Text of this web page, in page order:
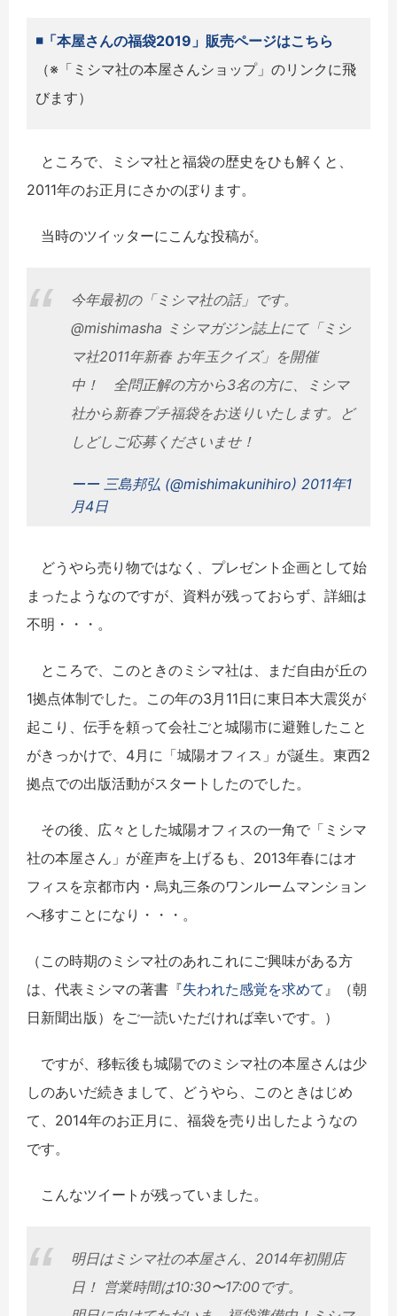
◾️「本屋さんの福袋2019」販売ページはこちら
（※「ミシマ社の本屋さんショップ」のリンクに飛
びます）
ところで、ミシマ社と福袋の歴史をひも解くと、
2011年のお正月にさかのぼります。
当時のツイッターにこんな投稿が。
今年最初の「ミシマ社の話」です。
@mishimasha ミシマガジン誌上にて「ミシ
マ社2011年新春 お年玉クイズ」を開催
中！ 全問正解の方から3名の方に、ミシマ
社から新春プチ福袋をお送りいたします。ど
しどしご応募くださいませ！
ーー 三島邦弘 (@mishimakunihiro) 2011年1
月4日
どうやら売り物ではなく、プレゼント企画として始
まったようなのですが、資料が残っておらず、詳細は
不明・・・。
ところで、このときのミシマ社は、まだ自由が丘の
1拠点体制でした。この年の3月11日に東日本大震災が
起こり、伝手を頼って会社ごと城陽市に避難したこと
がきっかけで、4月に「城陽オフィス」が誕生。東西2
拠点での出版活動がスタートしたのでした。
その後、広々とした城陽オフィスの一角で「ミシマ
社の本屋さん」が産声を上げるも、2013年春にはオ
フィスを京都市内・烏丸三条のワンルームマンション
へ移すことになり・・・。
（この時期のミシマ社のあれこれにご興味がある方
は、代表ミシマの著書『失われた感覚を求めて 』（朝
日新聞出版）をご一読いただければ幸いです。）
ですが、移転後も城陽でのミシマ社の本屋さんは少
しのあいだ続きまして、どうやら、このときはじめ
て、2014年のお正月に、福袋を売り出したようなの
です。
こんなツイートが残っていました。
明日はミシマ社の本屋さん、2014年初開店
日！ 営業時間は10:30〜17:00です。